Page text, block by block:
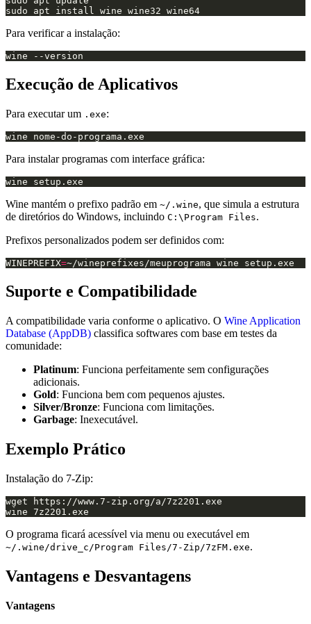
Para verificar a instalação:
Execução de Aplicativos
Para executar um .exe:
Para instalar programas com interface gráfica:
Wine mantém o prefixo padrão em ~/.wine, que simula a estrutura
de diretórios do Windows, incluindo C:\Program Files.
Prefixos personalizados podem ser definidos com:
WINEPREFIX=
Suporte e Compatibilidade
A compatibilidade varia conforme o aplicativo. O Wine Application
Database (AppDB) classifica softwares com base em testes da
comunidade:
Platinum: Funciona perfeitamente sem configurações
adicionais.
Gold: Funciona bem com pequenos ajustes.
Silver/Bronze: Funciona com limitações.
Garbage: Inexecutável.
Exemplo Prático
Instalação do 7-Zip:
O programa ficará acessível via menu ou executável em
~/.wine/drive_c/Program Files/7-Zip/7zFM.exe.
Vantagens e Desvantagens
Vantagens